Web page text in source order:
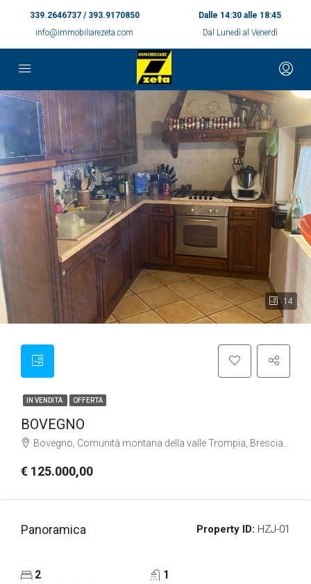
339.2646737 / 393.9170850
info@immobiliarezeta.com
Dalle 14:30 alle 18:45
Dal Lunedì al Venerdì
14
IN VENDITA OFFERTA
BOVEGNO
Bovegno, Comunità montana della valle Trompia, Brescia, Lombardia, 25061, Italia
€ 125.000,00
Panoramica Property ID: HZJ-01
2 1